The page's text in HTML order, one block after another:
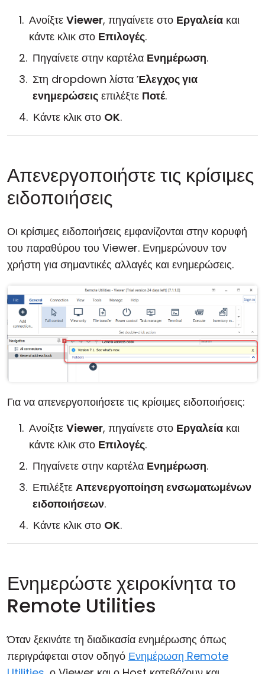
Ανοίξτε Viewer, πηγαίνετε στο Εργαλεία και
κάντε κλικ στο Επιλογές.
Πηγαίνετε στην καρτέλα Ενημέρωση.
Στη dropdown λίστα Έλεγχος για
ενημερώσεις επιλέξτε Ποτέ.
Κάντε κλικ στο OK.
Απενεργοποιήστε τις κρίσιμες
ειδοποιήσεις
Οι κρίσιμες ειδοποιήσεις εμφανίζονται στην κορυφή
του παραθύρου του Viewer. Ενημερώνουν τον
χρήστη για σημαντικές αλλαγές και ενημερώσεις.
Για να απενεργοποιήσετε τις κρίσιμες ειδοποιήσεις:
Ανοίξτε Viewer, πηγαίνετε στο Εργαλεία και
κάντε κλικ στο Επιλογές.
Πηγαίνετε στην καρτέλα Ενημέρωση.
Επιλέξτε Απενεργοποίηση ενσωματωμένων
ειδοποιήσεων.
Κάντε κλικ στο OK.
Ενημερώστε χειροκίνητα το
Remote Utilities
Όταν ξεκινάτε τη διαδικασία ενημέρωσης όπως
περιγράφεται στον οδηγό Ενημέρωση Remote